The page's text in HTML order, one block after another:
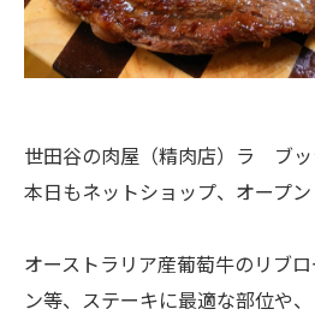
世田谷の肉屋（精肉店）ラ ブ
本日もネットショップ、オープン
オーストラリア産葡萄牛のリブ
ン等、ステーキに最適な部位や